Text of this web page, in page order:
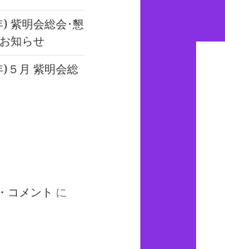
紫明会総会･懇
知らせ
５月 紫明会総
コメント に